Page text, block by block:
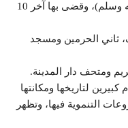
هاجر إليها الرسول (صلى الله عليه وسلم)، وقضى بها آخر 10
ثاني الحرمين ومسجد
ومتحف دار المدينة.
كبيرين لتاريخها ومكانتها
التنموية فيها، وتظهر